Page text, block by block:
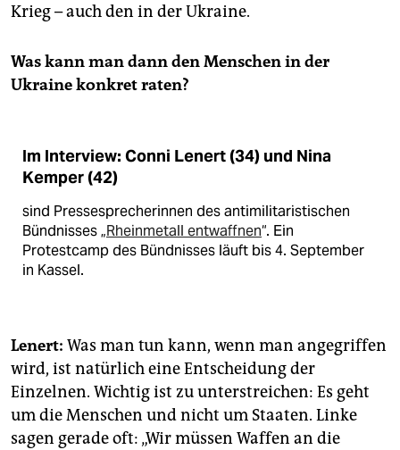
Krieg – auch den in der Ukraine.
Was kann man dann den Menschen in der
Ukraine konkret raten?
Im Interview: Conni Lenert (34) und Nina
Kemper (42)
sind Pressesprecherinnen des antimilitaristischen
Bündnisses „Rheinmetall entwaffnen“. Ein
Protestcamp des Bündnisses läuft bis 4. September
in Kassel.
Lenert: Was man tun kann, wenn man angegriffen
wird, ist natürlich eine Entscheidung der
Einzelnen. Wichtig ist zu unterstreichen: Es geht
um die Menschen und nicht um Staaten. Linke
sagen gerade oft: „Wir müssen Waffen an die